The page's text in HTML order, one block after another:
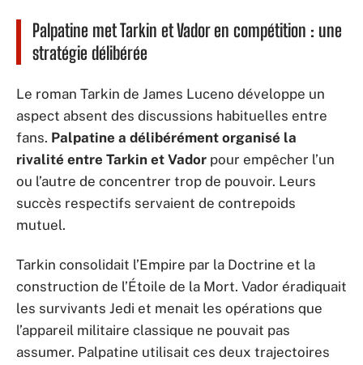
Palpatine met Tarkin et Vador en compétition : une
stratégie délibérée
Le roman Tarkin de James Luceno développe un
aspect absent des discussions habituelles entre
fans. Palpatine a délibérément organisé la
rivalité entre Tarkin et Vador pour empêcher l’un
ou l’autre de concentrer trop de pouvoir. Leurs
succès respectifs servaient de contrepoids
mutuel.
Tarkin consolidait l’Empire par la Doctrine et la
construction de l’Étoile de la Mort. Vador éradiquait
les survivants Jedi et menait les opérations que
l’appareil militaire classique ne pouvait pas
assumer. Palpatine utilisait ces deux trajectoires